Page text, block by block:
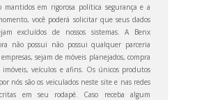
mantidos em rigorosa política segurança e a
você poderá solicitar que seus dados
excluídos de nossos sistemas. A Benx
não possui não possui qualquer parceria
sejam de móveis planejados, compra
imóveis, veículos e afins. Os únicos produtos
nós são os veiculados neste site e nas redes
em seu rodapé. Caso receba algum